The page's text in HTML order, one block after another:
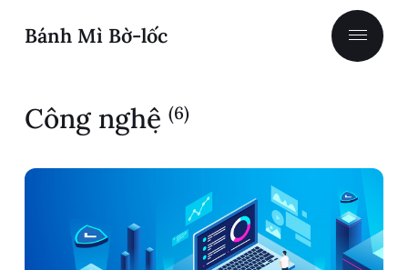
Bánh Mì Bờ-lốc
Công nghệ (6)